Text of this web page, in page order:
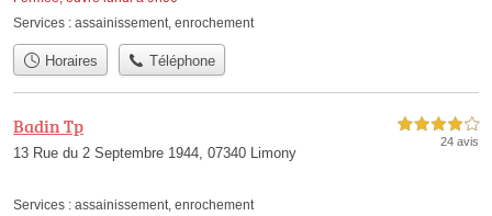
Services : assainissement, enrochement
Horaires Téléphone
Badin Tp
13 Rue du 2 Septembre 1944, 07340 Limony
4,0 étoiles sur 5
24 avis
Services : assainissement enrochement